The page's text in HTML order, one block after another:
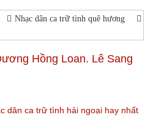
Nhạc dân ca trữ tình quê hương
Hồng Loan. Lê Sang
dân ca trữ tình hải ngoại hay nhất